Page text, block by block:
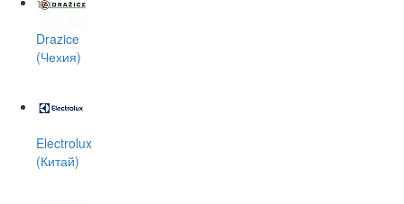
Drazice
(Чехия)
Electrolux
(Китай)